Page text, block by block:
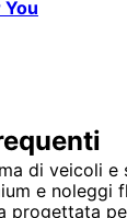
di veicoli e
e noleggi
progettata